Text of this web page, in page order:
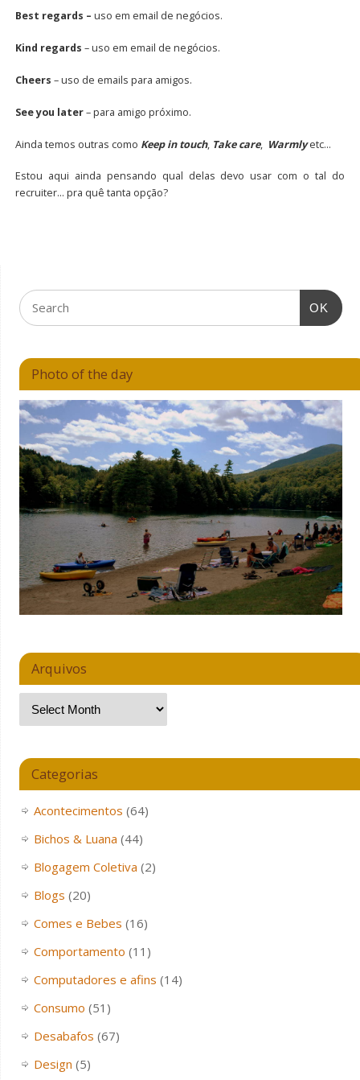
Best regards – uso em email de negócios.
Kind regards – uso em email de negócios.
Cheers – uso de emails para amigos.
See you later– para amigo próximo.
Ainda temos outras como Keep in touch, Take care, Warmlyetc…
Estou aqui ainda pensando qual delas devo usar com o tal do
recruiter… pra quê tanta opção?
OK
Photo of the day
Arquivos
Categorias
Acontecimentos (64)
Bichos & Luana (44)
Blogagem Coletiva (2)
Blogs (20)
Comes e Bebes (16)
Comportamento (11)
Computadores e afins (14)
Consumo (51)
Desabafos (67)
Design (5)